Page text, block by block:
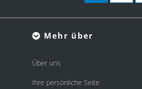
Mehr über
Über uns
Ihre persönliche Seite